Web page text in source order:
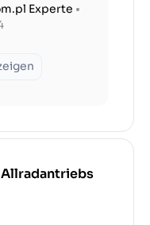
Experte •